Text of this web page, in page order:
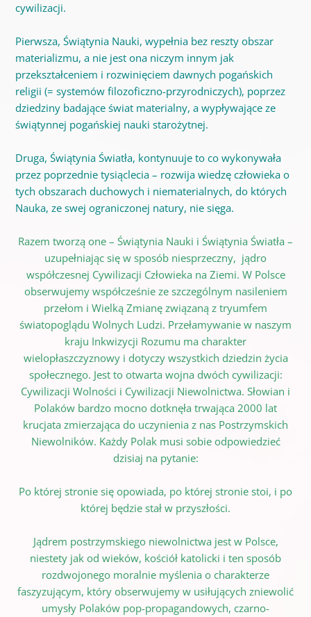
cywilizacji.
Pierwsza, Świątynia Nauki, wypełnia bez reszty obszar
materializmu, a nie jest ona niczym innym jak
przekształceniem i rozwinięciem dawnych pogańskich
religii (= systemów filozoficzno-przyrodniczych), poprzez
dziedziny badające świat materialny, a wypływające ze
świątynnej pogańskiej nauki starożytnej.
Druga, Świątynia Światła, kontynuuje to co wykonywała
przez poprzednie tysiąclecia – rozwija wiedzę człowieka o
tych obszarach duchowych i niematerialnych, do których
Nauka, ze swej ograniczonej natury, nie sięga.
Razem tworzą one – Świątynia Nauki i Świątynia Światła –
uzupełniając się w sposób niesprzeczny, jądro
współczesnej Cywilizacji Człowieka na Ziemi. W Polsce
obserwujemy współcześnie ze szczególnym nasileniem
przełom i Wielką Zmianę związaną z tryumfem
światopoglądu Wolnych Ludzi. Przełamywanie w naszym
kraju Inkwizycji Rozumu ma charakter
wielopłaszczyznowy i dotyczy wszystkich dziedzin życia
społecznego. Jest to otwarta wojna dwóch cywilizacji:
Cywilizacji Wolności i Cywilizacji Niewolnictwa. Słowian i
Polaków bardzo mocno dotknęła trwająca 2000 lat
krucjata zmierzająca do uczynienia z nas Postrzymskich
Niewolników. Każdy Polak musi sobie odpowiedzieć
dzisiaj na pytanie:
Po której stronie się opowiada, po której stronie stoi, i po
której będzie stał w przyszłości.
Jądrem postrzymskiego niewolnictwa jest w Polsce,
niestety jak od wieków, kościół katolicki i ten sposób
rozdwojonego moralnie myślenia o charakterze
faszyzującym, który obserwujemy w usiłujących zniewolić
umysły Polaków pop-propagandowych, czarno-